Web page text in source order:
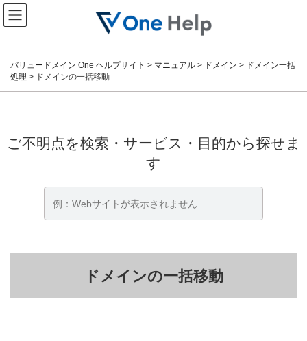
コ
ン
テ
ツ
キ
ナ
ビ
ゲ
シ
に
バリュードメイン One ヘルプサイト > マニュアル > ドメイン > ドメイン一括
処理 > ドメインの一括移動
ご不明点を検索・サービス・目的から探せま
す
ドメインの一括移動